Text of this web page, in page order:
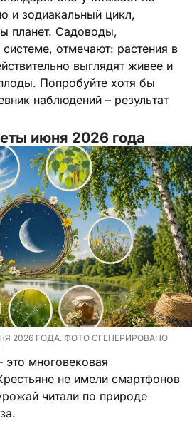
и зодиакальный цикл,
планет. Садоводы,
отмечают: растения в
выглядят живее и
Попробуйте хотя бы
наблюдений – результат
июня 2026 года
2026 ГОДА. ФОТО СГЕНЕРИРОВАНО
многовековая
не имели смартфонов
читали по природе